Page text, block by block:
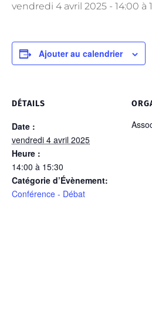
vendredi 4 avril 2025 - 14:00 à
Ajouter au calendrier
DÉTAILS
Date :
vendredi 4 avril 2025
Heure :
14:00 à 15:30
Catégorie d’Évènement:
Conférence - Débat